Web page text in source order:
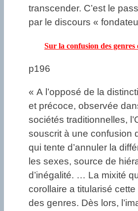
transcender. C’est le
par le discours «
Sur la confusion des genres
p196
« A l’opposé de la
et précoce, observée
sociétés traditionnelles,
souscrit à une confusion
qui tente d’annuler la
les sexes, source de
d’inégalité. … La mixité
corollaire a titularisé
des genres. Dès lors,